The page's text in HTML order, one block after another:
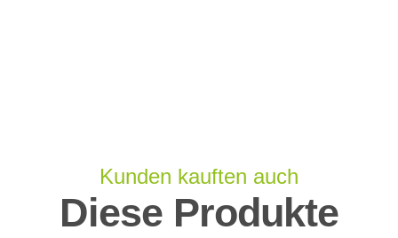
Kunden kauften auch
Diese Produkte